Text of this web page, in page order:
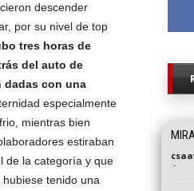
descender
por su nivel de top
tres horas de
del auto de
con una
especialmente
mientras bien
estiraban
de la categoría y que
tenido una
-